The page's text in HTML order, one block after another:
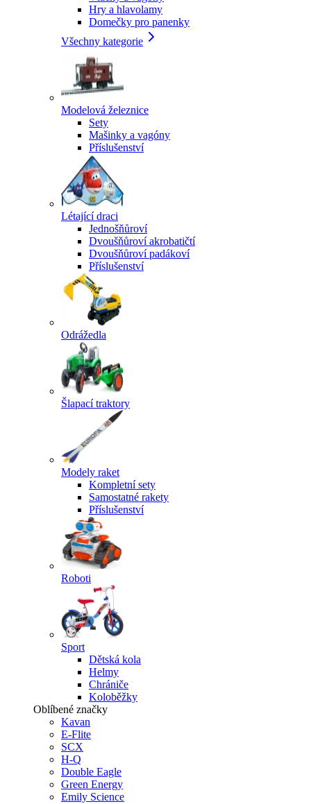
Hry a hlavolamy
Domečky pro panenky
Všechny kategorie
Modelová železnice
Sety
Mašinky a vagóny
Příslušenství
Létající draci
Jednošňůroví
Dvoušňůroví akrobatičtí
Dvoušňůroví padákoví
Příslušenství
Odrážedla
Šlapací traktory
Modely raket
Kompletní sety
Samostatné rakety
Příslušenství
Roboti
Sport
Dětská kola
Helmy
Chrániče
Koloběžky
Oblíbené značky
Kavan
E-Flite
SCX
H-Q
Double Eagle
Green Energy
Emily Science